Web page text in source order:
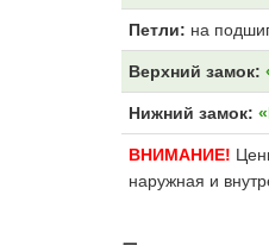
Петли: на
Верхний замок:
Нижний замок:
ВНИМАНИЕ!
наружная и